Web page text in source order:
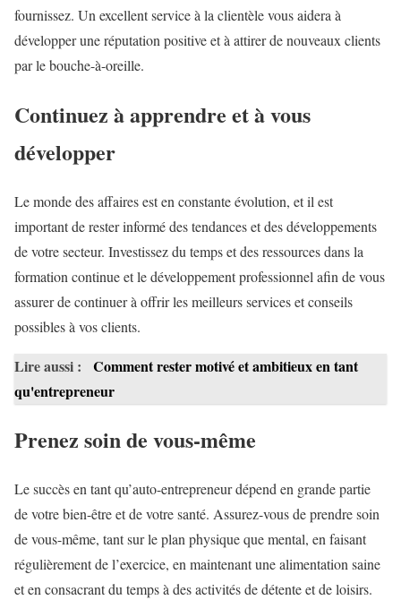
fournissez. Un excellent service à la clientèle vous aidera à
développer une réputation positive et à attirer de nouveaux clients
par le bouche-à-oreille.
Continuez à apprendre et à vous
développer
Le monde des affaires est en constante évolution, et il est
important de rester informé des tendances et des développements
de votre secteur. Investissez du temps et des ressources dans la
formation continue et le développement professionnel afin de vous
assurer de continuer à offrir les meilleurs services et conseils
possibles à vos clients.
Lire aussi :
Comment rester motivé et ambitieux en tant
qu'entrepreneur
Prenez soin de vous-même
Le succès en tant qu’auto-entrepreneur dépend en grande partie
de votre bien-être et de votre santé. Assurez-vous de prendre soin
de vous-même, tant sur le plan physique que mental, en faisant
régulièrement de l’exercice, en maintenant une alimentation saine
et en consacrant du temps à des activités de détente et de loisirs.